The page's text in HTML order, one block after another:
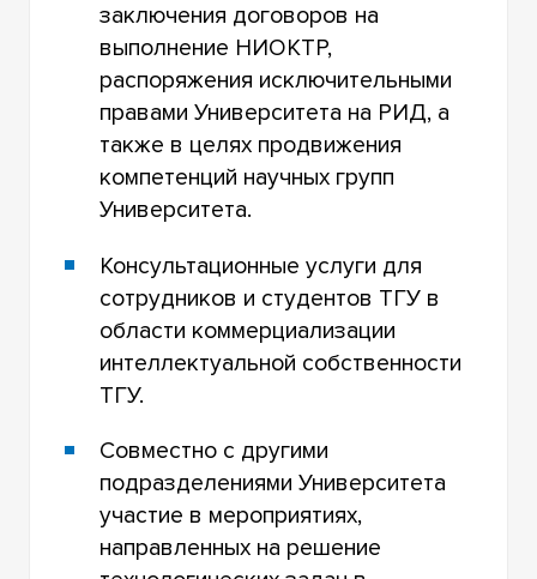
заключения договоров на
выполнение НИОКТР,
распоряжения исключительными
правами Университета на РИД, а
также в целях продвижения
компетенций научных групп
Университета.
Консультационные услуги для
сотрудников и студентов ТГУ в
области коммерциализации
интеллектуальной собственности
ТГУ.
Совместно с другими
подразделениями Университета
участие в мероприятиях,
направленных на решение